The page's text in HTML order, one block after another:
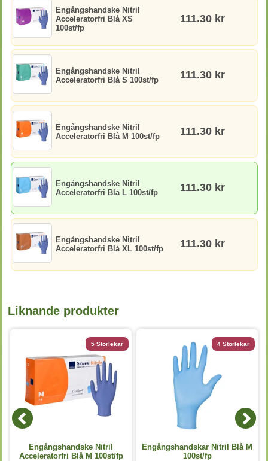
Engångshandske Nitril
Acceleratorfri Blå XS
100st/fp
111.30 kr
Engångshandske Nitril
Acceleratorfri Blå S 100st/fp
111.30 kr
Engångshandske Nitril
Acceleratorfri Blå M 100st/fp
111.30 kr
Engångshandske Nitril
Acceleratorfri Blå L 100st/fp
111.30 kr
Engångshandske Nitril
Acceleratorfri Blå XL 100st/fp
111.30 kr
Liknande produkter
5 Storlekar
Engångshandske Nitril
Acceleratorfri Blå M 100st/fp
4 Storlekar
Engångshandskar Nitril Blå M
100st/fp